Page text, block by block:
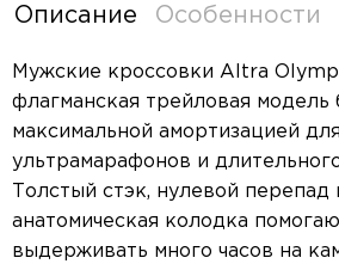
Описание Особенности
Мужские кроссовки Altra
флагманская трейловая модель
максимальной амортизацией
ультрамарафонов и
Толстый стэк, нулевой
анатомическая колодка
выдерживать много часов на